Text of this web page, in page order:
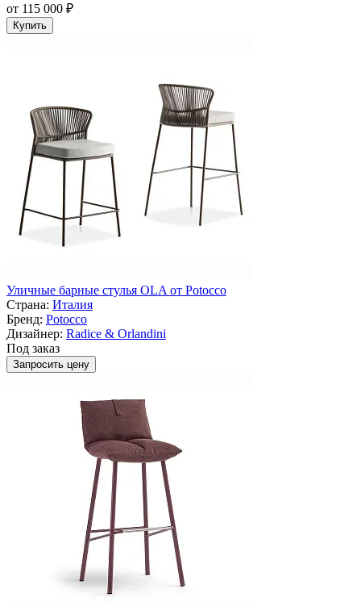
от 115 000 ₽
Купить
Уличные барные стулья OLA от Potocco
Страна: Италия
Бренд: Potocco
Дизайнер: Radice & Orlandini
Под заказ
Запросить цену